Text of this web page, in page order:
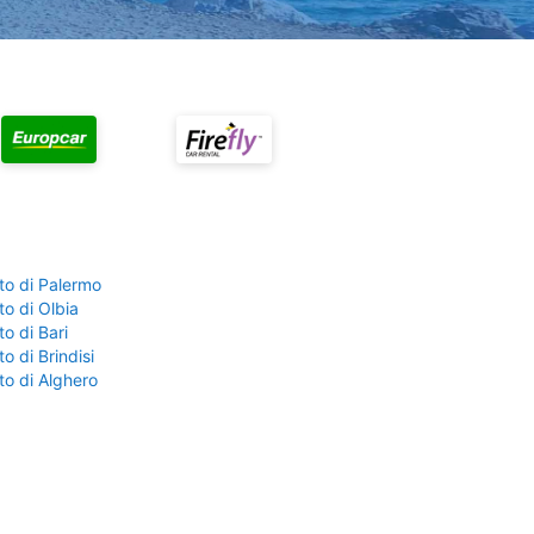
di Palermo
di Olbia
di Bari
di Brindisi
di Alghero